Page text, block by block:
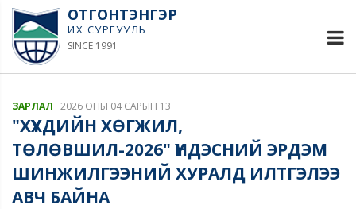
ОТГОНТЭНГЭР
ИХ СУРГУУЛЬ
SINCE 1991
ЗАРЛАЛ 2026 ОНЫ 04 САРЫН 13
"ХҮҮХДИЙН ХӨГЖИЛ,
ТӨЛӨВШИЛ-2026" ҮНДЭСНИЙ ЭРДЭМ
ШИНЖИЛГЭЭНИЙ ХУРАЛД ИЛТГЭЛЭЭ
АВЧ БАЙНА